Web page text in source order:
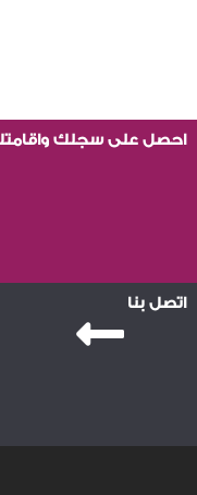
احصل على سجلك
اتصل بنا